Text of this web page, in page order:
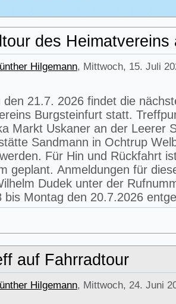
des Heimatvereins
Hilgemann, Mittwoch, 15. Juli
den 21.7. 2026 findet die
Burgsteinfurt statt.
Markt Uskaner an der Leerer
Sandmann in Ochtrup
Für Hin und Rückfahrt
geplant. Anmeldungen für
Dudek unter der
bis Montag den 20.7.2026
auf Fahrradtour
Hilgemann, Mittwoch, 24. Juni